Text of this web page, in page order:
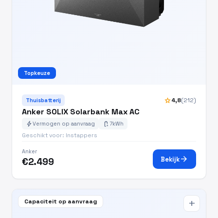
Topkeuze
Thuisbatterij star4,8(212)
Anker SOLIX Solarbank Max AC
boltVermogen op aanvraag battery_charging_full 7kWh
Geschikt voor: Instappers
Anker
€2.499 Bekijkarrow_forward
Capaciteit op aanvraag add